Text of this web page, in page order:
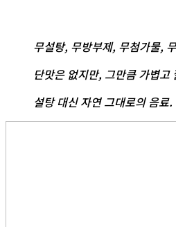
무설탕, 무방부제, 무첨가물,
단맛은 없지만, 그만큼 가볍고
설탕 대신 자연 그대로의 음료.